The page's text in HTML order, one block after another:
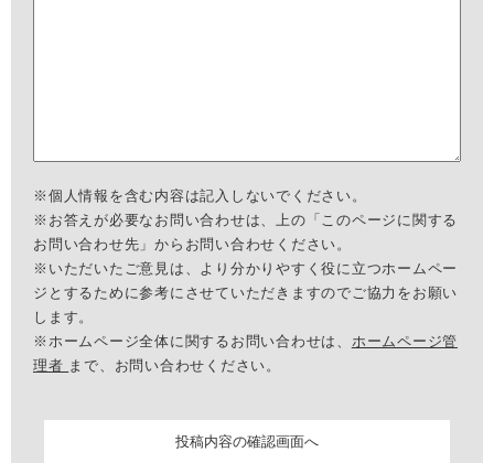
※個人情報を含む内容は記入しないでください。
※お答えが必要なお問い合わせは、上の「このページに関する
お問い合わせ先」からお問い合わせください。
※いただいたご意見は、より分かりやすく役に立つホームペー
ジとするために参考にさせていただきますのでご協力をお願い
します。
※ホームページ全体に関するお問い合わせは、 ホームページ管
理者 まで、お問い合わせください。